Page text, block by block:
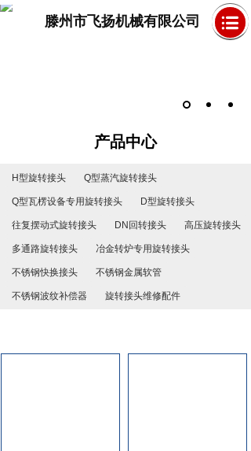
滕州市飞扬机械有限公司
产品中心
H型旋转接头 Q型蒸汽旋转接头
Q型瓦楞设备专用旋转接头 D型旋转接头
往复摆动式旋转接头 DN回转接头 高压旋转接头
多通路旋转接头 冶金转炉专用旋转接头
不锈钢快换接头 不锈钢金属软管
不锈钢波纹补偿器 旋转接头维修配件